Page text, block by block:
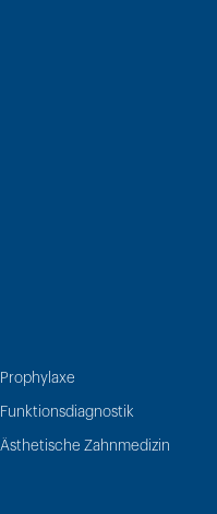
Prophylaxe
Funktionsdiagnostik
Ästhetische Zahnmedizin